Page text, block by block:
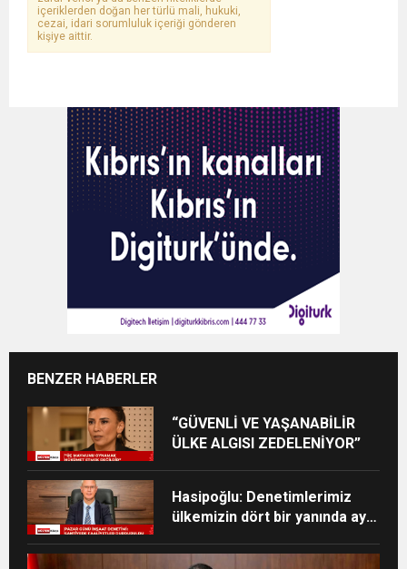
içeriklerden doğan her türlü mali, hukuki,
cezai, idari sorumluluk içeriği gönderen
kişiye aittir.
BENZER HABERLER
“GÜVENLİ VE YAŞANABİLİR
ÜLKE ALGISI ZEDELENİYOR”
Hasipoğlu: Denetimlerimiz
ülkemizin dört bir yanında aynı